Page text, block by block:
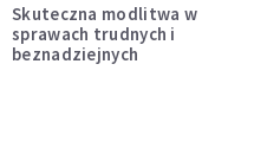
Skuteczna modlitwa w
sprawach trudnych i
beznadziejnych